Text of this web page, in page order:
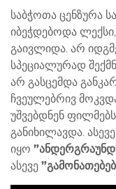
საბჭოთა ცენზურა
იბეჭდებოდა
გაივლიდა. არ
სპეციალურად
არ გასცემდა
ჩვეულებრივ
უშვებდნენ
განიხილავდა.
იყო
ასევე